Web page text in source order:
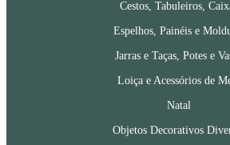
Cestos, Tabuleiros,
Espelhos, Painéis e
Jarras e Taças, Potes e
Loiça e Acessórios de
Natal
Objetos Decorativos